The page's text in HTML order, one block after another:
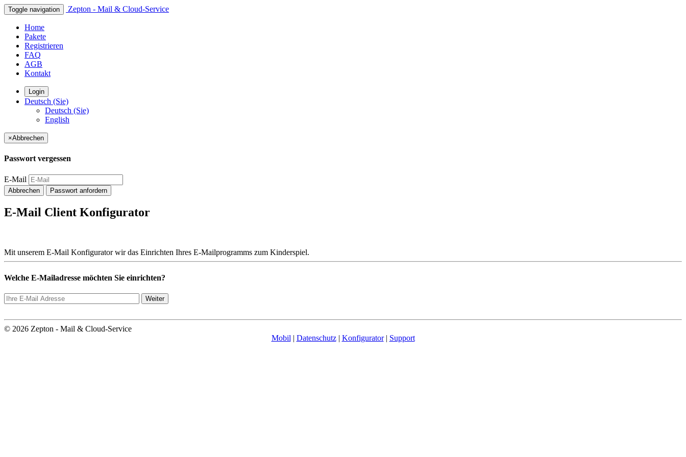
Toggle navigation Zepton - Mail & Cloud-Service
Home
Pakete
Registrieren
FAQ
AGB
Kontakt
Login
Deutsch (Sie)
Deutsch (Sie)
English
×Abbrechen
Passwort vergessen
E-Mail
Abbrechen Passwort anfordern
E-Mail Client Konfigurator
Mit unserem E-Mail Konfigurator wir das Einrichten Ihres E-Mailprogramms zum Kinderspiel.
Welche E-Mailadresse möchten Sie einrichten?
© 2026 Zepton - Mail & Cloud-Service
Mobil | Datenschutz| Konfigurator| Support